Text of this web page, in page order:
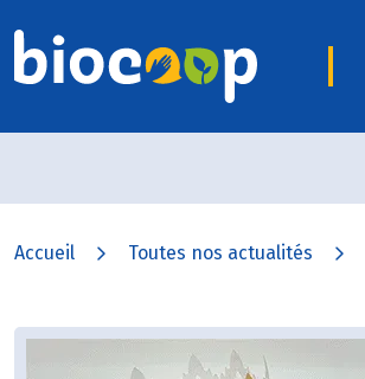
Accueil Toutes nos actualités